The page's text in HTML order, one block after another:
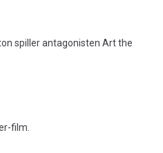
spiller antagonisten Art the
film.